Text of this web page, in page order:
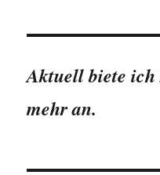
Beiträge
Aktuell biete ich
mehr an.